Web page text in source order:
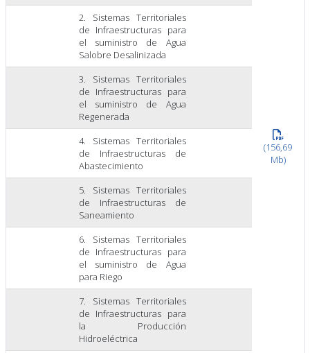
(156,69
Mb)
2. Sistemas Territoriales
de Infraestructuras para
el suministro de Agua
Salobre Desalinizada
3. Sistemas Territoriales
de Infraestructuras para
el suministro de Agua
Regenerada
4. Sistemas Territoriales
de Infraestructuras de
Abastecimiento
5. Sistemas Territoriales
de Infraestructuras de
Saneamiento
6. Sistemas Territoriales
de Infraestructuras para
el suministro de Agua
para Riego
7. Sistemas Territoriales
de Infraestructuras para
la Producción
Hidroeléctrica